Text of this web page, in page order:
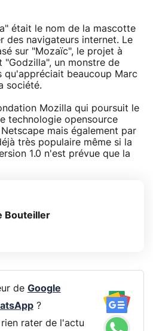
était le nom de la mascotte
des navigateurs internet. Le
sur "Mozaïc", le projet à
"Godzilla", un monstre de
qu'appréciait beaucoup Marc
société.
Mozilla qui poursuit le
technologie opensource
mais également par
très populaire même si la
1.0 n'est prévue que la
Bouteiller
de Google
?
rater de l'actu